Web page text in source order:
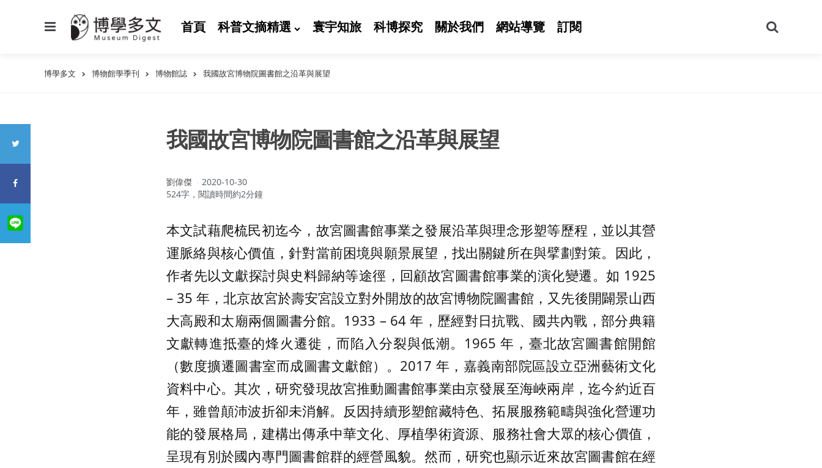
首頁 科普文摘精選 寰宇知旅 科博探究 關於我們 網站導覽 訂閱
尋
博學多文 博物館學季刊 博物館誌 我國故宮博物院圖書館之沿革與展望
我國故宮博物院圖書館之沿革與展望
作
者：
劉偉傑
2020-10-30
524字，閱讀時間約2分鐘
本文試藉爬梳民初迄今，故宮圖書館事業之發展沿革與理念形塑等歷程，並以其營
運脈絡與核心價值，針對當前困境與願景展望，找出關鍵所在與擘劃對策。因此，
作者先以文獻探討與史料歸納等途徑，回顧故宮圖書館事業的演化變遷。如 1925
– 35 年，北京故宮於壽安宮設立對外開放的故宮博物院圖書館，又先後開闢景山西
大高殿和太廟兩個圖書分館。1933 – 64 年，歷經對日抗戰、國共內戰，部分典籍
文獻轉進抵臺的烽火遷徙，而陷入分裂與低潮。1965 年，臺北故宮圖書館開館
（數度擴遷圖書室而成圖書文獻館）。2017 年，嘉義南部院區設立亞洲藝術文化
資料中心。其次，研究發現故宮推動圖書館事業由京發展至海峽兩岸，迄今約近百
年，雖曾顛沛波折卻未消解。反因持續形塑館藏特色、拓展服務範疇與強化營運功
能的發展格局，建構出傳承中華文化、厚植學術資源、服務社會大眾的核心價值，
呈現有別於國內專門圖書館群的經營風貌。然而，研究也顯示近來故宮圖書館在經